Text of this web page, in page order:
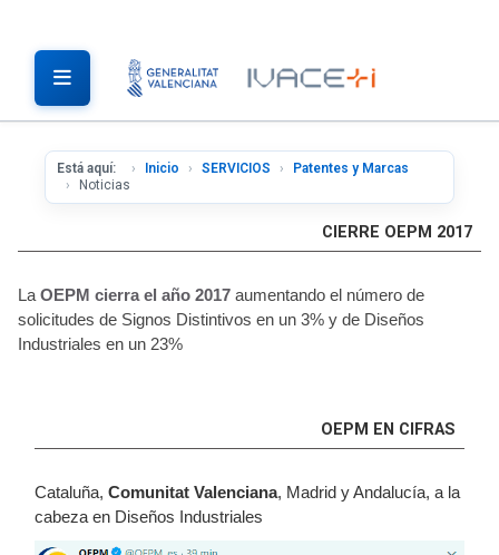
Está aquí: Inicio SERVICIOS
Patentes y Marcas
Noticias
CIERRE OEPM 2017
La OEPM cierra el año 2017 aumentando el número de
solicitudes de Signos Distintivos en un 3% y de Diseños
Industriales en un 23%
OEPM EN CIFRAS
Cataluña, Comunitat Valenciana, Madrid y Andalucía, a la
cabeza en Diseños Industriales